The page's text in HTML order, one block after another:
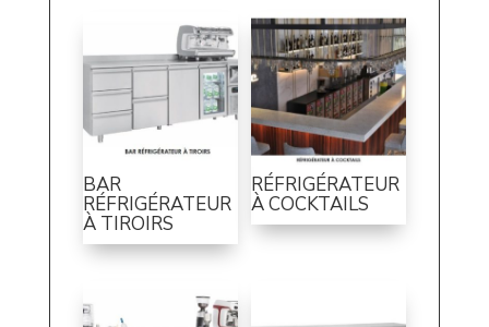
BAR
RÉFRIGÉRATEUR
À TIROIRS
RÉFRIGÉRATEUR
À COCKTAILS